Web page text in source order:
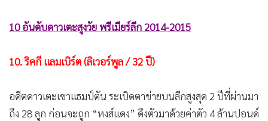
10 อันดับดาวเตะสูงวัย พรีเมียร์ลีก 2014-2015
10. ริคกี แลมเบิร์ต (ลิเวอร์พูล / 32 ปี)
อดีตดาวเตะเซาแธมป์ตัน ระเบิดตาข่ายบนลีกสูงสุด 2 ปีที่ผ่านมา
ถึง 28 ลูก ก่อนจะถูก “หงส์แดง” ดึงตัวมาด้วยค่าตัว 4 ล้านปอนด์